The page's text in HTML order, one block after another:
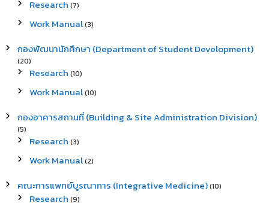
Research (7)
Work Manual(3)
กองพัฒนานักศึกษา (Department of Student Development)
(20)
Research (10)
Work Manual(10)
กองอาคารสถานที่ (Building & Site Administration Division)
(5)
Research (3)
Work Manual(2)
คณะการแพทย์บูรณาการ (Integrative Medicine)(10)
Research (9)